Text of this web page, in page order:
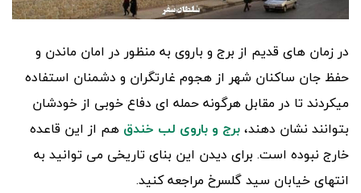
در زمان های قدیم از برج و باروی به منظور در امان ماندن و
حفظ جان ساکنان شهر از هجوم غارتگران و دشمنان استفاده
میکردند تا در مقابل هرگونه حمله ای دفاع خوبی از خودشان
بتوانند نشان دهند،برج و باروی لب خندق هم از این قاعده
خارج نبوده است. برای دیدن این بنای تاریخی می توانید به
انتهای خیابان سید گلسرخ مراجعه کنید.